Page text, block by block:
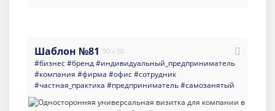
Шаблон №81 90 x 50
#бизнес#бренд#индивидуальный_предприниматель
#компания #фирма #офис#сотрудник
#частная_практика #предприниматель#самозанятый